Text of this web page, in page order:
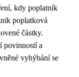
kdy poplatník
poplatková
částky.
povinností a
vyhýbání se